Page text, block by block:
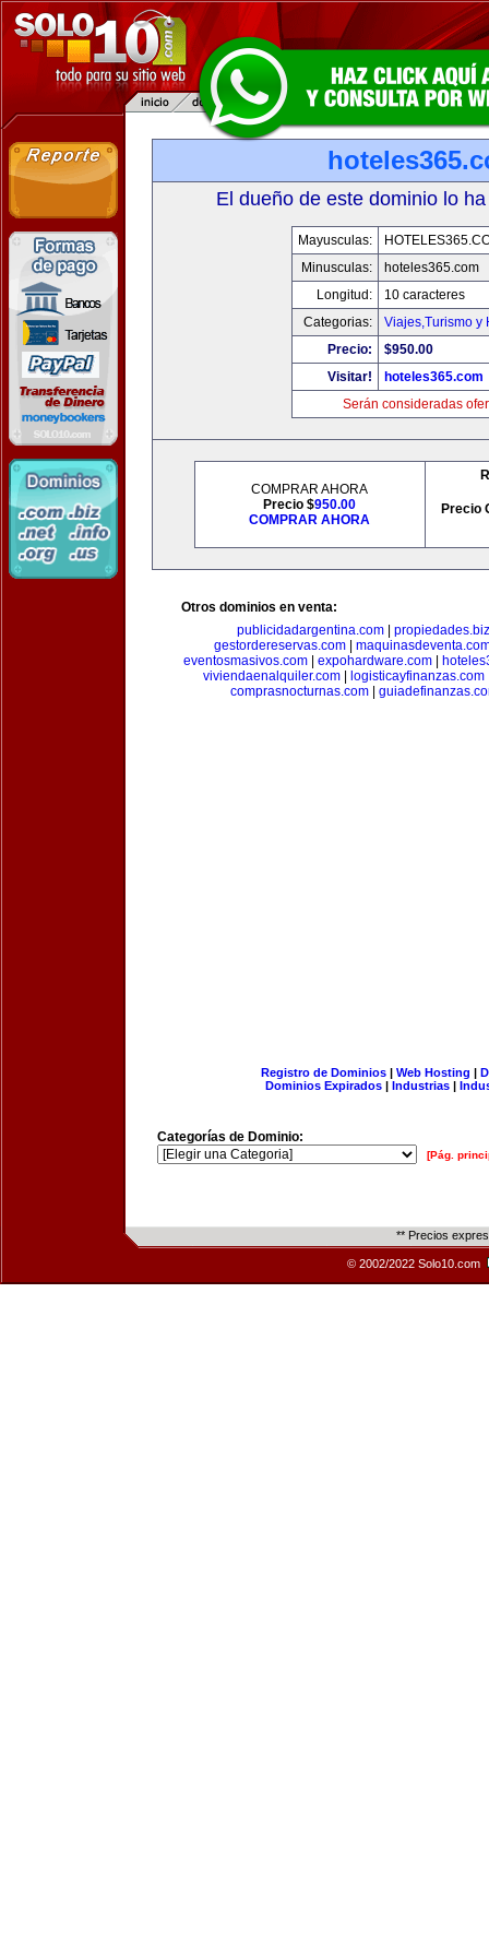
El dueño de este dominio lo
Mayusculas:
Minusculas:
hoteles365.com
Longitud:
10 caracteres
Categorias:
Viajes,Turismo y
Precio:
$950.00
Visitar!
hoteles365.com
Serán consideradas
COMPRAR AHORA
Precio $950.00
COMPRAR AHORA
Precio
Otros dominios en venta:
publicidadargentina.com| propiedades.biz
gestordereservas.com|
eventosmasivos.com
expohardware.com
viviendaenalquiler.com
logisticayfinanzas.com
comprasnocturnas.com
Registro de Dominios| Web Hosting |
Dominios Expirados | Industrias |
Categorías de Dominio:
[Pág.
** Precios
© 2002/2022 Solo10.com